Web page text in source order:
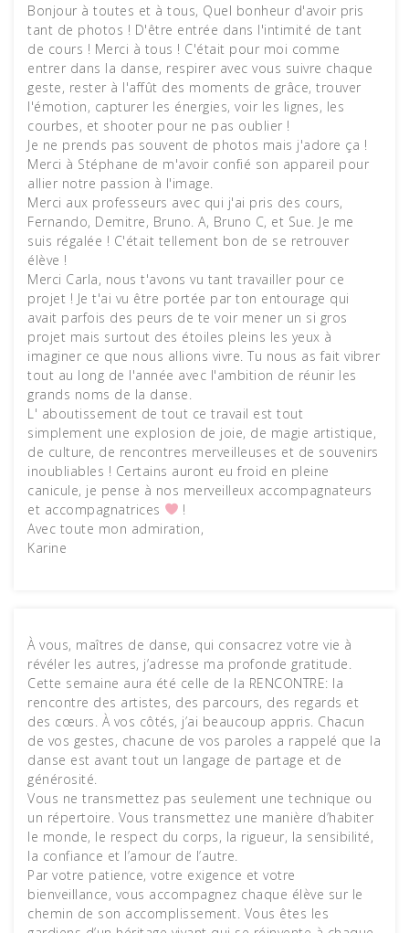
Bonjour à toutes et à tous, Quel bonheur d'avoir pris
tant de photos ! D'être entrée dans l'intimité de tant
de cours ! Merci à tous ! C'était pour moi comme
entrer dans la danse, respirer avec vous suivre chaque
geste, rester à l'affût des moments de grâce, trouver
l'émotion, capturer les énergies, voir les lignes, les
courbes, et shooter pour ne pas oublier !
Je ne prends pas souvent de photos mais j'adore ça !
Merci à Stéphane de m'avoir confié son appareil pour
allier notre passion à l'image.
Merci aux professeurs avec qui j'ai pris des cours,
Fernando, Demitre, Bruno. A, Bruno C, et Sue. Je me
suis régalée ! C'était tellement bon de se retrouver
élève !
Merci Carla, nous t'avons vu tant travailler pour ce
projet ! Je t'ai vu être portée par ton entourage qui
avait parfois des peurs de te voir mener un si gros
projet mais surtout des étoiles pleins les yeux à
imaginer ce que nous allions vivre. Tu nous as fait vibrer
tout au long de l'année avec l'ambition de réunir les
grands noms de la danse.
L' aboutissement de tout ce travail est tout
simplement une explosion de joie, de magie artistique,
de culture, de rencontres merveilleuses et de souvenirs
inoubliables ! Certains auront eu froid en pleine
canicule, je pense à nos merveilleux accompagnateurs
et accompagnatrices
!
Avec toute mon admiration,
Karine
À vous, maîtres de danse, qui consacrez votre vie à
révéler les autres, j’adresse ma profonde gratitude.
Cette semaine aura été celle de la RENCONTRE: la
rencontre des artistes, des parcours, des regards et
des cœurs. À vos côtés, j’ai beaucoup appris. Chacun
de vos gestes, chacune de vos paroles a rappelé que la
danse est avant tout un langage de partage et de
générosité.
Vous ne transmettez pas seulement une technique ou
un répertoire. Vous transmettez une manière d’habiter
le monde, le respect du corps, la rigueur, la sensibilité,
la confiance et l’amour de l’autre.
Par votre patience, votre exigence et votre
bienveillance, vous accompagnez chaque élève sur le
chemin de son accomplissement. Vous êtes les